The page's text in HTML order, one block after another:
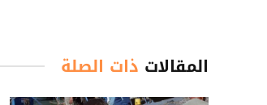
المقالات ذات الصلة